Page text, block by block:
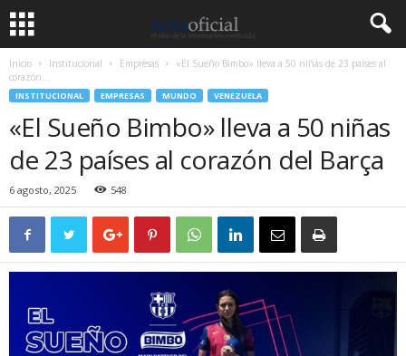
Inicio Institucional Empresas
«El Sueño Bimbo» lleva a 50 niñas de 23 países al
corazón...
INSTITUCIONAL EMPRESAS MUNDO VENEZUELA
«El Sueño Bimbo» lleva a 50 niñas
de 23 países al corazón del Barça
6 agosto, 2025 548